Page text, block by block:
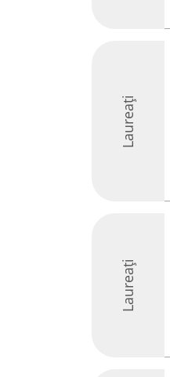
Laureați
Laureați